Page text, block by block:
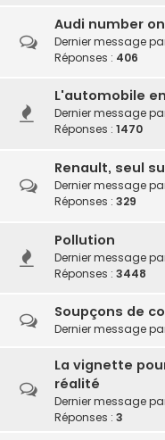
Audi number
Dernier message
Réponses : 406
L'automobile
Dernier message
Réponses : 1470
Renault, seul
Dernier message
Réponses : 329
Pollution
Dernier message
Réponses : 3448
Soupçons de
Dernier message
La vignette
réalité
Dernier message
Réponses : 3